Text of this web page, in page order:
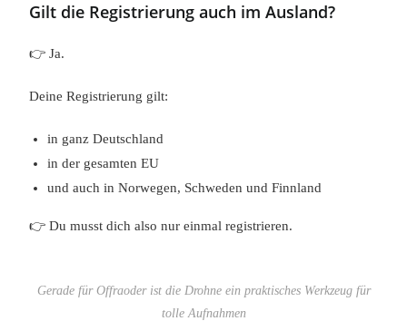
Gilt die Registrierung auch im Ausland?
👉 Ja.
Deine Registrierung gilt:
in ganz Deutschland
in der gesamten EU
und auch in Norwegen, Schweden und Finnland
👉 Du musst dich also nur einmal registrieren.
Gerade für Offraoder ist die Drohne ein praktisches Werkzeug für
tolle Aufnahmen